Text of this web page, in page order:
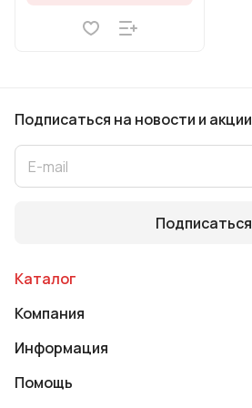
Подписаться на новости и акции
Подписаться
Каталог
Компания
Информация
Помощь